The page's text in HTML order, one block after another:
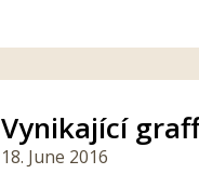
Vynikající
18. June 2016